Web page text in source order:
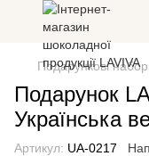
Подарункові
Подарунок
Українська
Артикул: UA-0217